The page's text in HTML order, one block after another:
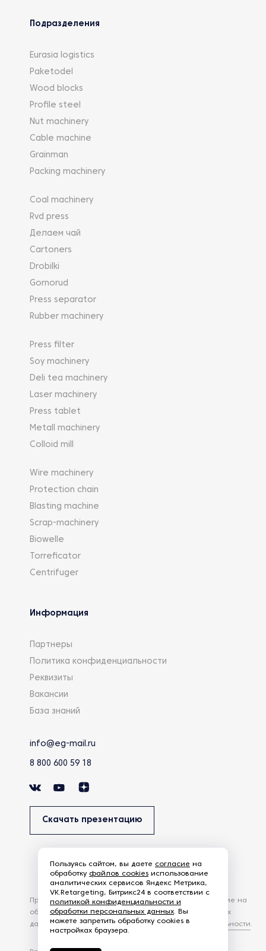
Подразделения
Eurasia logistics
Paketodel
Wood blocks
Profile steel
Nut machinery
Cable machine
Grainman
Packing machinery
Coal machinery
Rvd press
Делаем чай
Cartoners
Drobilki
Gornorud
Press separator
Rubber machinery
Press filter
Soy machinery
Deli tea machinery
Laser machinery
Press tablet
Metall machinery
Colloid mill
Wire machinery
Protection chain
Blasting machine
Scrap-machinery
Biowelle
Torreficator
Centrifuger
Информация
Партнеры
Политика конфиденциальности
Реквизиты
Вакансии
База знаний
info@eg-mail.ru
8 800 600 59 18
Скачать презентацию
Продолжая использовать наш сайт, вы даете согласие на
обработку файлов Cookies и других пользовательских
данных, в соответствии сПолитикой конфиденциальности.
Пользуясь сайтом, вы даете согласие на
обработку файлов cookies использование
аналитических сервисов Яндекс Метрика,
VK.Retargeting, Битрикс24 в соответствии с
политикой конфиденциальности и
обработки персональных данных. Вы
можете запретить обработку cookies в
настройках браузера.